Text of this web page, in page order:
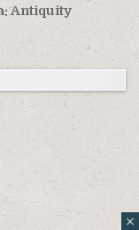
Antiquity